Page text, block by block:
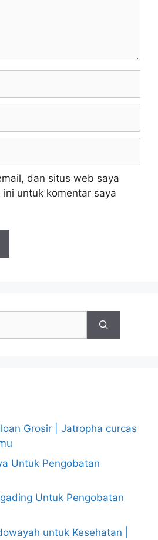
dan situs web saya
untuk komentar saya
Grosir | Jatropha curcas
Untuk Pengobatan
Untuk Pengobatan
untuk Kesehatan |